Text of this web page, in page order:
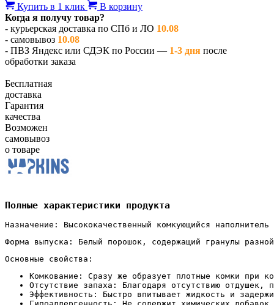
Купить в 1 клик
В корзину
Когда я получу товар?
- курьерская доставка по СПб и ЛО 10.08
- самовывоз 10.08
- ПВЗ Яндекс или СДЭК по России — 1-3 дня после
обработки заказа
Бесплатная
доставка
Гарантия
качества
Возможен
самовывоз
о товаре
Полные характеристики продукта
Назначение: Высококачественный комкующийся
Форма выпуска: Белый порошок, содержащий гранулы
Основные свойства:
Комкование: Сразу же образует плотные комки при
Отсутствие запаха: Благодаря отсутствию отдушек,
Эффективность: Быстро впитывает жидкость и